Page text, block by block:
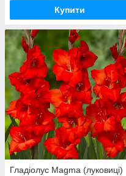
Купити
Гладіолус Magma (луковиці)